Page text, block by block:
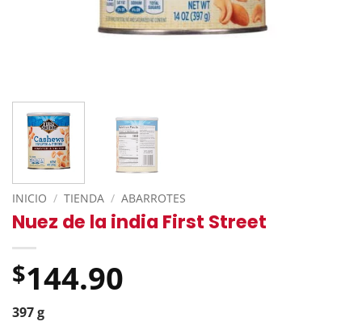
INICIO / TIENDA / ABARROTES
Nuez de la india First Street
$144.90
397 g